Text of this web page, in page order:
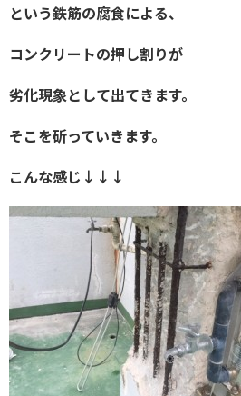
という鉄筋の腐食による、
コンクリートの押し割りが
劣化現象として出てきます。
そこを斫っていきます。
こんな感じ↓↓↓